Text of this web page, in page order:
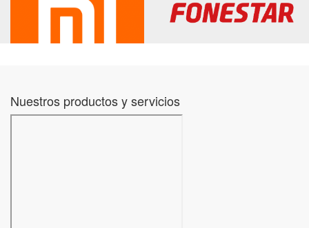
Nuestros productos y servicios